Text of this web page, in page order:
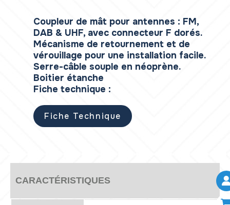
Coupleur de mât pour antennes : FM,
DAB & UHF, avec connecteur F dorés.
Mécanisme de retournement et de
vérouillage pour une installation facile.
Serre-câble souple en néoprène.
Boitier étanche
Fiche technique :
Fiche Technique
CARACTÉRISTIQUES